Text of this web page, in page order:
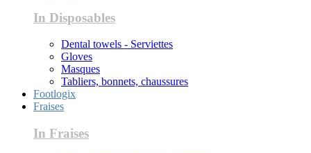
In Disposables
Dental towels - Serviettes
Gloves
Masques
Tabliers, bonnets, chaussures
Footlogix
Fraises
In Fraises